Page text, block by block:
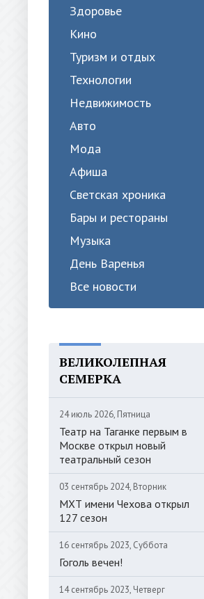
Здоровье
Кино
Туризм и отдых
Технологии
Недвижимость
Авто
Мода
Афиша
Светская хроника
Бары и рестораны
Музыка
День Варенья
Все новости
ВЕЛИКОЛЕПНАЯ
СЕМЕРКА
24 июль 2026, Пятница
Театр на Таганке первым в
Москве открыл новый
театральный сезон
03 сентябрь 2024, Вторник
МХТ имени Чехова открыл
127 сезон
16 сентябрь 2023, Суббота
Гоголь вечен!
14 сентябрь 2023, Четверг